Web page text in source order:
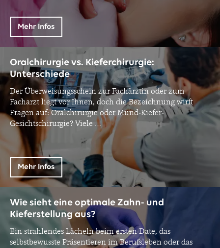
Mehr Infos
Oralchirurgie vs. Kieferchirurgie:
Unterschiede
Der Überweisungsschein zur Fachärztin oder zum
Facharzt liegt vor Ihnen, doch die Bezeichnung wirft
Fragen auf: Oralchirurgie oder Mund-Kiefer-
Gesichtschirurgie? Viele …
Mehr Infos
Wie sieht eine optimale Zahn- und
Kieferstellung aus?
Ein strahlendes Lächeln beim ersten Date, das
selbstbewusste Präsentieren im Berufsleben oder das